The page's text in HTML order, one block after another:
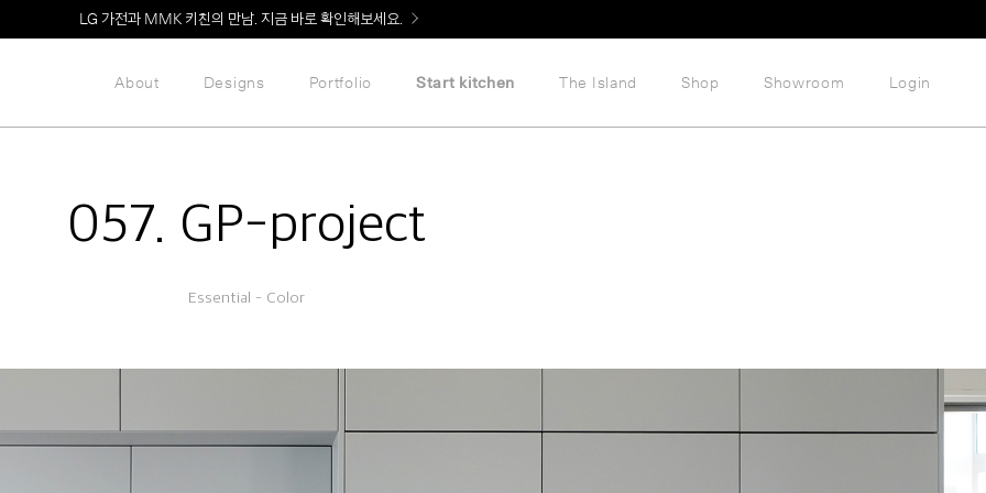
Welcome! 신규 회원가입 시 MMK Shop Coupon (총 60만원) 지급
About Designs Portfolio Start kitchen The Island Shop Showroom Login
057. GP-project
Essential – Color